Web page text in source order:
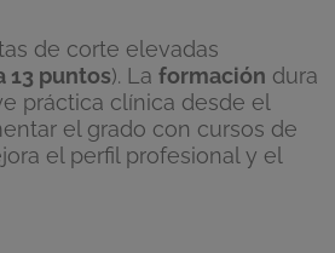
de corte elevadas
13 puntos). La formación dura
práctica clínica desde el
el grado con cursos de
el perfil profesional y el